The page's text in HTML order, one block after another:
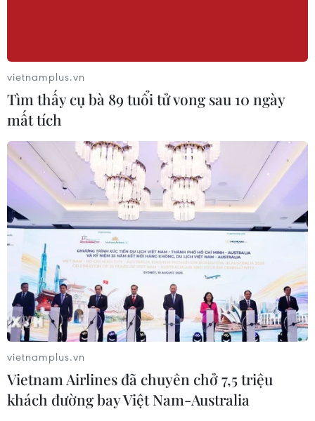
Ủy ban Quốc hội Iran thông qua khung dự luật về
an ninh Eo biển Hormuz
09/08/2026 23:25
Mỹ tạm dừng không kích Iran: Khoảng lặng mong
manh giữa sức ép và ngoại giao
09/08/2026 22:09
vietnamplus.vn
Tìm thấy cụ bà 89 tuổi tử vong sau 10 ngày
mất tích
vietnamplus.vn
Vietnam Airlines đã chuyên chở 7,5 triệu
khách đường bay Việt Nam-Australia